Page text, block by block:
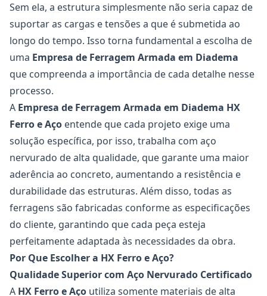
Sem ela, a estrutura simplesmente não seria capaz de
suportar as cargas e tensões a que é submetida ao
longo do tempo. Isso torna fundamental a escolha de
uma Empresa de Ferragem Armada em Diadema
que compreenda a importância de cada detalhe nesse
processo.
A Empresa de Ferragem Armada em Diadema HX
Ferro e Aço entende que cada projeto exige uma
solução específica, por isso, trabalha com aço
nervurado de alta qualidade, que garante uma maior
aderência ao concreto, aumentando a resistência e
durabilidade das estruturas. Além disso, todas as
ferragens são fabricadas conforme as especificações
do cliente, garantindo que cada peça esteja
perfeitamente adaptada às necessidades da obra.
Por Que Escolher a HX Ferro e Aço?
Qualidade Superior com Aço Nervurado Certificado
A HX Ferro e Aço utiliza somente materiais de alta